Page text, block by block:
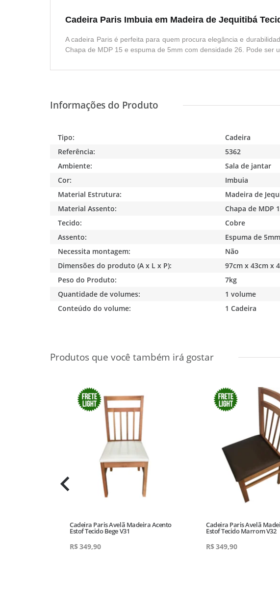
Cadeira Paris Imbuia em Madeira de Jequitibá
A cadeira Paris é perfeita para quem procura elegância e
Chapa de MDP 15 e espuma de 5mm com densidade 26. Pode ser
Tipo:
Cadeira
Referência:
5362
Ambiente:
Sala de jantar
Cor:
Imbuia
Material Estrutura:
Madeira de
Material Assento:
Chapa de MDP
Tecido:
Cobre
Assento:
Espuma de
Necessita montagem:
Não
Dimensões do produto (A x L x P):
97cm x 43cm x
Peso do Produto:
7kg
Quantidade de volumes:
1 volume
Conteúdo do volume:
1 Cadeira
Cadeira Paris Avelã Madeira Acento
Estof Tecido Bege V31
R$349,90
Cadeira Paris Avelã
Estof Tecido Marrom V32
R$349,90